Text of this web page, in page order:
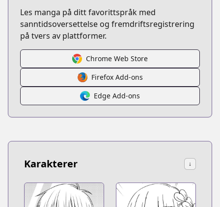
Les manga på ditt favorittspråk med
sanntidsoversettelse og fremdriftsregistrering
på tvers av plattformer.
Chrome Web Store
Firefox Add-ons
Edge Add-ons
Karakterer ↓